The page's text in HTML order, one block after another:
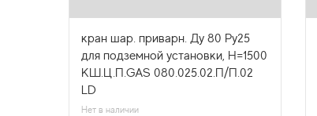
кран шар. приварн. Ду 80 Ру25
для подземной установки, H=1500
КШ.Ц.П.GAS 080.025.02.П/П.02
LD
Нет в наличии